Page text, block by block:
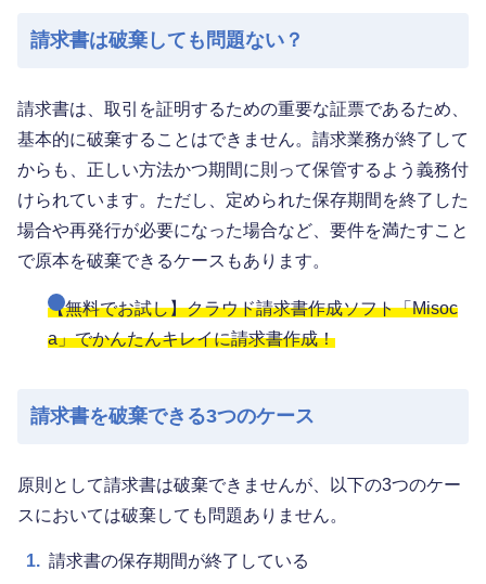
請求書は破棄しても問題ない？
請求書は、取引を証明するための重要な証票であるため、
基本的に破棄することはできません。請求業務が終了して
からも、正しい方法かつ期間に則って保管するよう義務付
けられています。ただし、定められた保存期間を終了した
場合や再発行が必要になった場合など、要件を満たすこと
で原本を破棄できるケースもあります。
【無料でお試し】クラウド請求書作成ソフト「Misoc
a」でかんたんキレイに請求書作成！
請求書を破棄できる3つのケース
原則として請求書は破棄できませんが、以下の3つのケー
スにおいては破棄しても問題ありません。
1. 請求書の保存期間が終了している